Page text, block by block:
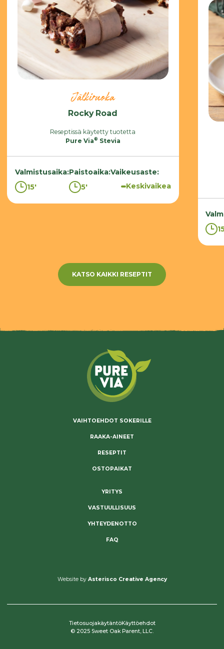
Jälkiruoka
Rocky Road
Reseptissä käytetty tuotetta
Pure Via® Stevia
Valmistusaika:
15'
Paistoaika:
5'
Vaikeusaste:
Keskivaikea
KATSO KAIKKI RESEPTIT
VAIHTOEHDOT SOKERILLE
RAAKA-AINEET
RESEPTIT
OSTOPAIKAT
YRITYS
VASTUULLISUUS
YHTEYDENOTTO
FAQ
Website by Asterisco Creative Agency
TietosuojakäytäntöKäyttöehdot
© 2025 Sweet Oak Parent, LLC.